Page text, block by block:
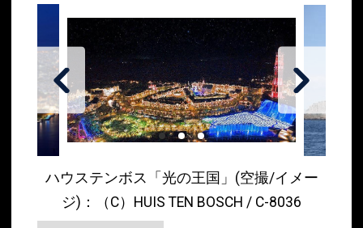
ハウステンボス「光の王国」(空撮/イメー
ジ)：（C）HUIS TEN BOSCH / C-8036